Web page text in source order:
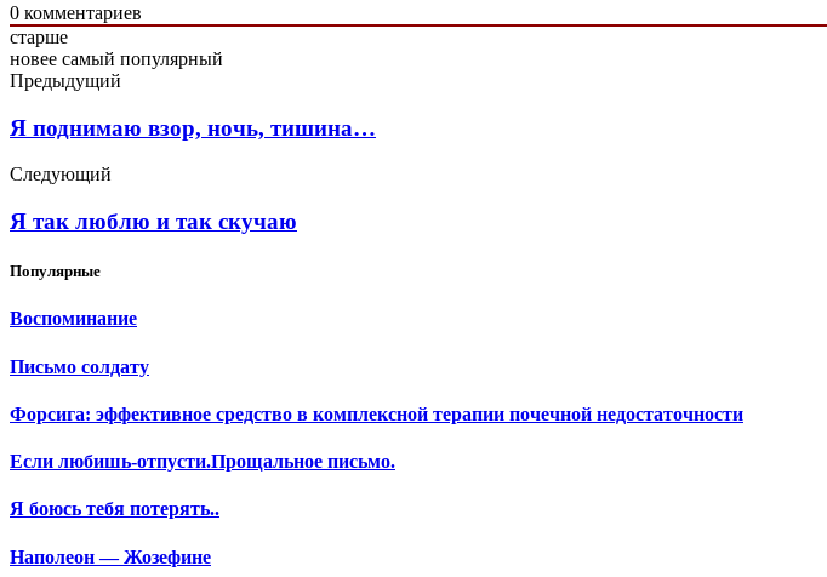
0 комментариев
старше
новее самый популярный
Предыдущий
Я поднимаю взор, ночь, тишина…
Следующий
Я так люблю и так скучаю
Популярные
Воспоминание
Письмо солдату
Форсига: эффективное средство в комплексной терапии почечной недостаточности
Если любишь-отпусти.Прощальное письмо.
Я боюсь тебя потерять..
Наполеон — Жозефине